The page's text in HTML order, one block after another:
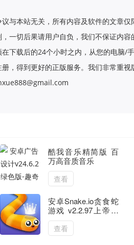
与本站无关，所有内容及软件的文章
一切后果请用户自负，我们不保证内
下载后的24个小时之内，从您的电脑/
，得到更好的正版服务。我们非常重
酷我音乐精简版 百
万高音质音乐
查看
安卓Snake.io贪食蛇
游戏 v2.2.97上帝视
角 皮肤解锁
查看